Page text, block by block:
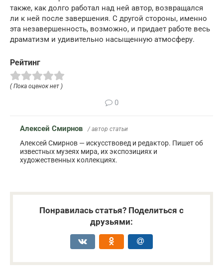
также, как долго работал над ней автор, возвращался
ли к ней после завершения. С другой стороны, именно
эта незавершенность, возможно, и придает работе весь
драматизм и удивительно насыщенную атмосферу.
Рейтинг
( Пока оценок нет )
0
Алексей Смирнов / автор статьи
Алексей Смирнов — искусствовед и редактор. Пишет об
известных музеях мира, их экспозициях и
художественных коллекциях.
Понравилась статья? Поделиться с
друзьями: